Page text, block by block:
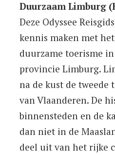
Duurzaam Limburg
Deze Odyssee
kennis maken met
duurzame toerisme
provincie Limburg.
na de kust de tweede
van Vlaanderen. De
binnensteden en de
dan niet in de
deel uit van het rijke